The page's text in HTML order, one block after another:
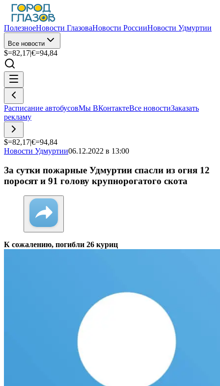
ПолезноеНовости ГлазоваНовости РоссииНовости Удмуртии
Все новости
$=82,17|€=94,84
Расписание автобусовМы ВКонтактеВсе новостиЗаказать
рекламу
$=82,17|€=94,84
Новости Удмуртии06.12.2022 в 13:00
За сутки пожарные Удмуртии спасли из огня 12
поросят и 91 голову крупнорогатого скота
К сожалению, погибли 26 куриц